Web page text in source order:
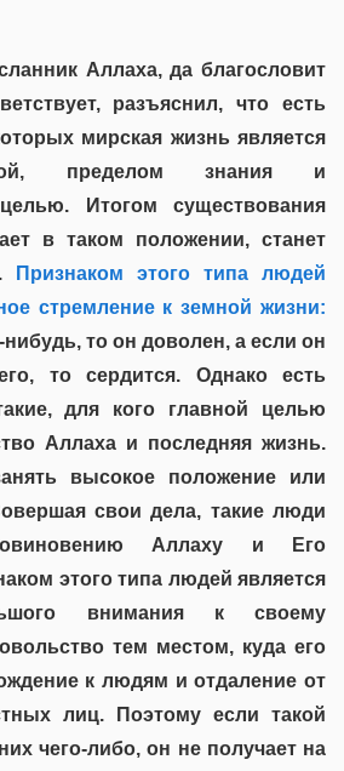
Аллаха, да благословит
разъяснил, что есть
мирская жизнь является
пределом знания и
Итогом существования
в таком положении, станет
Признаком этого типа людей
стремление к земной жизни:
то он доволен, а если он
то сердится. Однако есть
для кого главной целью
Аллаха и последняя жизнь.
высокое положение или
свои дела, такие люди
Аллаху и Его
этого типа людей является
внимания к своему
тем местом, куда его
к людям и отдаление от
лиц. Поэтому если такой
чего-либо, он не получает на